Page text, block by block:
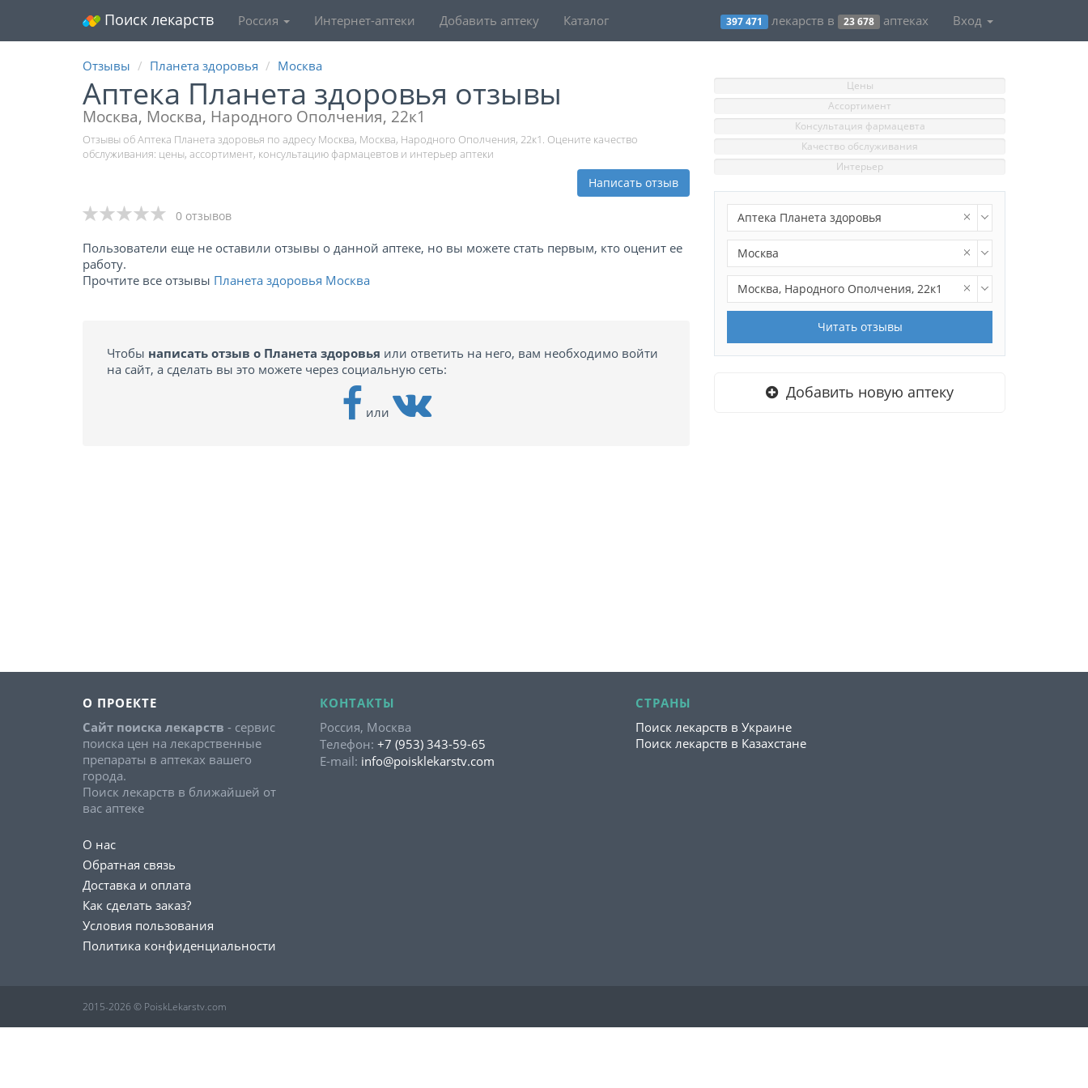
Поиск лекарств Россия Интернет-аптеки Добавить аптеку Каталог 397 471 лекарств в 23 678 аптеках Вход
Отзывы Планета здоровья Москва
Аптека Планета здоровья отзывы
Москва, Москва, Народного Ополчения, 22к1
Отзывы об Аптека Планета здоровья по адресу Москва, Москва, Народного Ополчения, 22к1. Оцените качество
обслуживания: цены, ассортимент, консультацию фармацевтов и интерьер аптеки
Написать отзыв
0 отзывов
Пользователи еще не оставили отзывы о данной аптеке, но вы можете стать первым, кто оценит ее
работу.
Прочтите все отзывы Планета здоровья Москва
Чтобы написать отзыв о Планета здоровья или ответить на него, вам необходимо войти
на сайт, а сделать вы это можете через социальную сеть:
или
Цены
Ассортимент
Консультация фармацевта
Качество обслуживания
Интерьер
Аптека Планета здоровья
Москва
Москва, Народного Ополчения, 22к1
Читать отзывы
Добавить новую аптеку
О ПРОЕКТЕ
Сайт поиска лекарств - сервис
поиска цен на лекарственные
препараты в аптеках вашего
города.
Поиск лекарств в ближайшей от
вас аптеке
О нас
Обратная связь
Доставка и оплата
Как сделать заказ?
Условия пользования
Политика конфиденциальности
КОНТАКТЫ
Россия, Москва
Телефон: +7 (953) 343-59-65
E-mail: info@poisklekarstv.com
СТРАНЫ
Поиск лекарств в Украине
Поиск лекарств в Казахстане
2015-2026 © PoiskLekarstv.com